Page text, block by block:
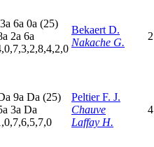
3a 6a 0a (25)
a 2a 6a
Bekaert D.
Nakache G.
a 9a Da (25)
a 3a Da
Peltier F. J.
Chauve
Laffay H.